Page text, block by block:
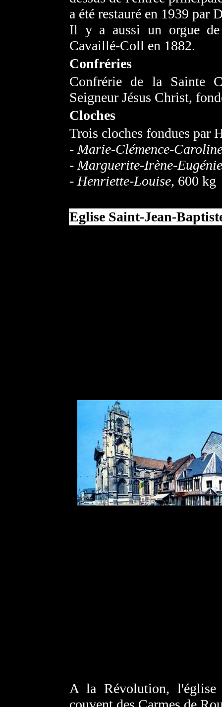
a été restauré en 1939 par
Il y a aussi un orgue
Cavaillé-Coll en 1882.
Confréries
Confrérie de la Sainte
Seigneur Jésus Christ,
Cloches
Trois cloches fondues par
- Marie-Clémence-
- Marguerite-Irène-Eugénie
- Henriette-Louise, 600 kg
Eglise Saint-Jean-
A la Révolution,